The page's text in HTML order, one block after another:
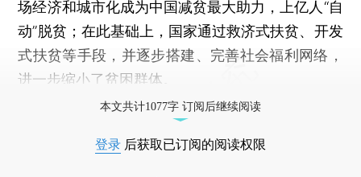
场经济和城市化成为中国减贫最大助力，上亿人“自
动”脱贫；在此基础上，国家通过救济式扶贫、开发
式扶贫等手段，并逐步搭建、完善社会福利网络，
进一步缩小了贫困群体。
本文共计1077字 订阅后继续阅读
登录 后获取已订阅的阅读权限